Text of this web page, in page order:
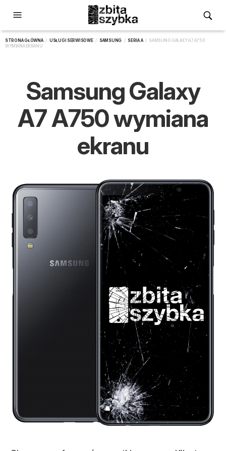
STRONA GŁÓWNA/ USŁUGI SERWISOWE/ SAMSUNG / SERIA A/ SAMSUNG GALAXY A7 A750
WYMIANA EKRANU
Samsung Galaxy
A7 A750 wymiana
ekranu